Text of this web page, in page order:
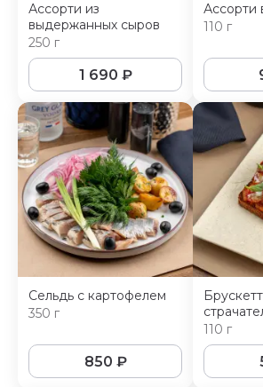
Ассорти из
выдержанных сыров
250 г
1 690 ₽
Ассорти
110 г
Сельдь с картофелем
350 г
850 ₽
110 г